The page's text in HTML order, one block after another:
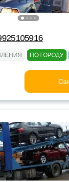
ПО ГОРОДУ